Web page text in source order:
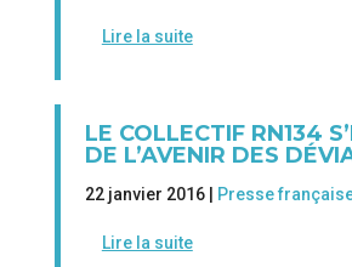
Lire la suite
LE COLLECTIF RN134
DE L’AVENIR DES
22 janvier 2016 | Presse
Lire la suite